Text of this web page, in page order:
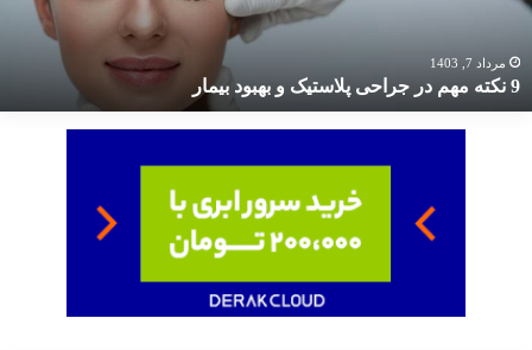
و
بیمارمرداد 7, 1403
9 نکته مهم در جراحی پلاستیک و بهبود بیمار